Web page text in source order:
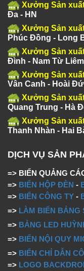
Xưởng Sản
Đa - HN
Xưởng Sản
Phúc Đồng - Long
Xưởng Sản
Đình - Nam Từ Liêm
Xưởng Sản
Vân Canh - Hoài
Xưởng Sản
Quang Trung - Hà
Xưởng Sản
Thanh Nhàn - Hai
DỊCH VỤ SẢN
=> BIỂN QUẢNG
=> BIỂN HỘP ĐÈN -
=> BIỂN CÔNG TY -
=> LÀM BIỂN BẢNG
=> BẢNG LED
=> BIỂN NỘI QUY
=> BIỂN CHỈ DẪN
=> LOGO